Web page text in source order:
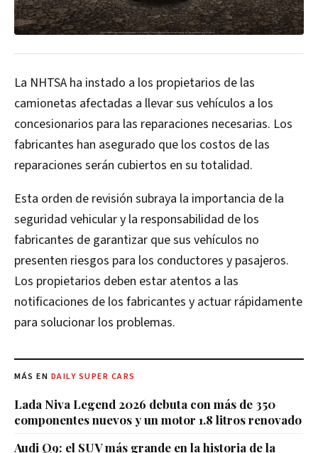
La NHTSA ha instado a los propietarios de las
camionetas afectadas a llevar sus vehículos a los
concesionarios para las reparaciones necesarias. Los
fabricantes han asegurado que los costos de las
reparaciones serán cubiertos en su totalidad.
Esta orden de revisión subraya la importancia de la
seguridad vehicular y la responsabilidad de los
fabricantes de garantizar que sus vehículos no
presenten riesgos para los conductores y pasajeros.
Los propietarios deben estar atentos a las
notificaciones de los fabricantes y actuar rápidamente
para solucionar los problemas.
MÁS EN DAILY SUPER CARS
Lada Niva Legend 2026 debuta con más de 350
componentes nuevos y un motor 1.8 litros renovado
Audi Q9: el SUV más grande en la historia de la